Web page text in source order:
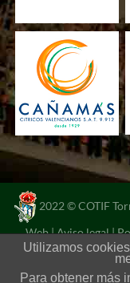
2022 © COTIF
Web|Aviso legal|
Utilizamos
Para obtener más